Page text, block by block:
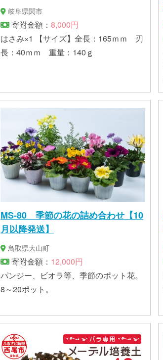
岐阜県関市
寄附金額： 8,000円
はさみ×1 【サイズ】全長：165ｍｍ 刃
長：40ｍｍ 重量：140ｇ
MS-80 季節の花の詰め合わせ【10
月以降発送】
鳥取県大山町
寄附金額： 12,000円
パンジー、ビオラ等、季節のポット花。
8～20ポット。